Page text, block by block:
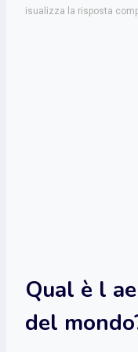
isualizza la risposta
Qual è l
del